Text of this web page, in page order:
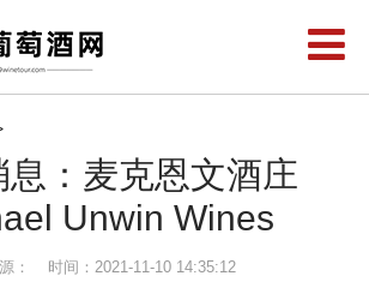
息：麦克恩文酒庄
Unwin Wines
： 时间：2021-11-10 14:35:12